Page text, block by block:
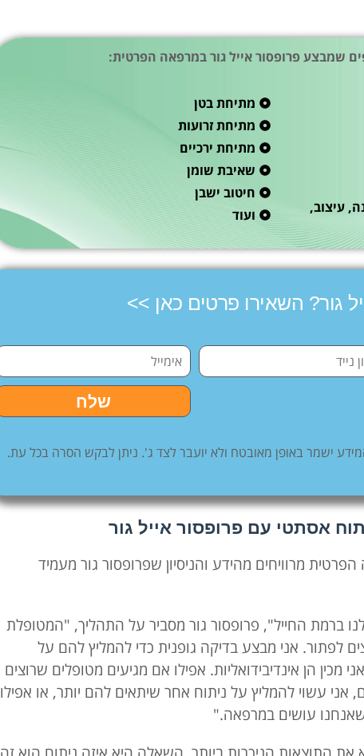
שמבצע פרופסור אייל גור במרפאה הפרטית:
עיצוב,
מתיחת בטן
מתיחת זרועות
מתיחת ירכיים
שאיבת שומן
חיטוב ישבן
ועוד
גור? השאירו פרטים כאן >>
שלח
ישמר באופן מאובטח ולא יועבר לצד ג'. ניתן לבקש הסרה בכל עת.
אסתטי עם פרופסור אייל גור
מרוויחים מהידע והניסיון שפרופסור גור מעמיד
ברמת החייל", פרופסור גור מסביר על התהליך, "המטופלת
לפתור. אני מבצע בדיקה גופנית כדי להמליץ להם על
מכין הן אינדיבידואליות. אפילו אם מגיעים מטופלים שרוצים
אני עשוי להמליץ על ניתוח אחר שיתאים להם יותר, או אפילו
שאנחנו עושים במרפאה."